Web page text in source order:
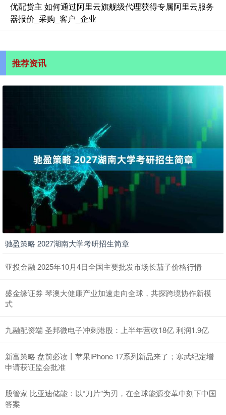
优配货主 如何通过阿里云旗舰级代理获得专属阿里云服务
器报价_采购_客户_企业
推荐资讯
驰盈策略 2027湖南大学考研招生简章
亚投金融 2025年10月4日全国主要批发市场长茄子价格行情
盛金缘证券 琴澳大健康产业加速走向全球，共探跨境协作新模
式
九融配资端 圣邦微电子冲刺港股：上半年营收18亿 利润1.9亿
新富策略 盘前必读丨苹果iPhone 17系列新品来了；寒武纪定增
申请获证监会批准
股管家 比亚迪储能：以“刀片”为刃，在全球能源变革中刻下中国
答案